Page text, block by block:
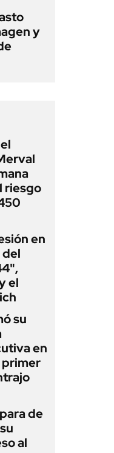
y
riesgo
en
del
el
su
en
primer
de
al